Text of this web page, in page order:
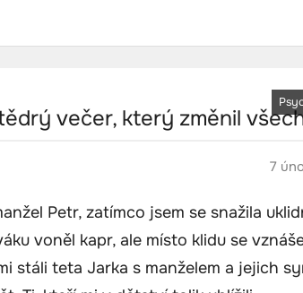
večer, který změnil
7
Petr, zatímco jsem se snažila
voněl kapr, ale místo klidu se
stáli teta Jarka s manželem a jejich